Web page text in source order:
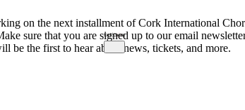
on the next installment of Cork International
sure that you are signed up to our email
be the first to hear about news, tickets, and more.